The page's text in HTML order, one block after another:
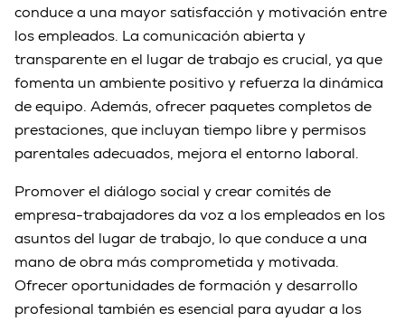
conduce a una mayor satisfacción y motivación entre
los empleados. La comunicación abierta y
transparente en el lugar de trabajo es crucial, ya que
fomenta un ambiente positivo y refuerza la dinámica
de equipo. Además, ofrecer paquetes completos de
prestaciones, que incluyan tiempo libre y permisos
parentales adecuados, mejora el entorno laboral.
Promover el diálogo social y crear comités de
empresa-trabajadores da voz a los empleados en los
asuntos del lugar de trabajo, lo que conduce a una
mano de obra más comprometida y motivada.
Ofrecer oportunidades de formación y desarrollo
profesional también es esencial para ayudar a los